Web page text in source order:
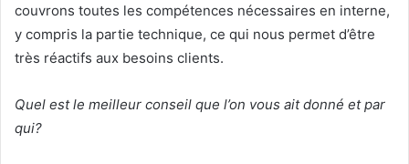
couvrons toutes les compétences nécessaires en interne,
y compris la partie technique, ce qui nous permet d’être
très réactifs aux besoins clients.
Quel est le meilleur conseil que l’on vous ait donné et par
qui?